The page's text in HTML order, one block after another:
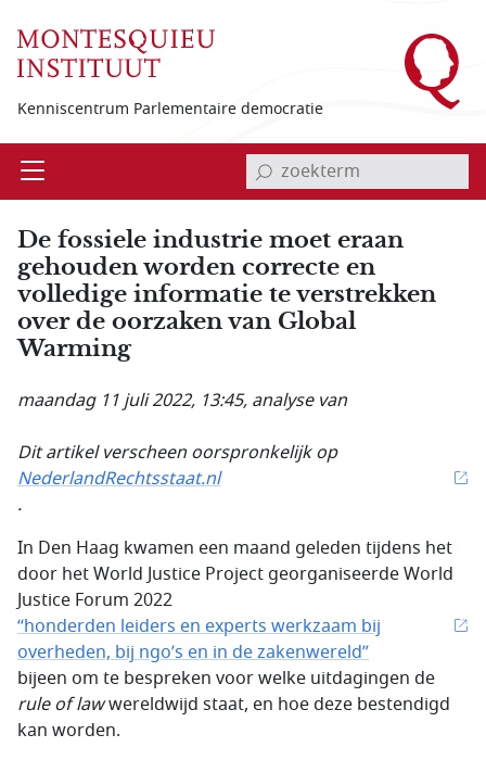
Kenniscentrum Parlementaire democratie
Open invoerveld zoekterm
De fossiele industrie moet eraan
gehouden worden correcte en
volledige informatie te verstrekken
over de oorzaken van Global
Warming
maandag 11 juli 2022, 13:45, analyse van
Dit artikel verscheen oorspronkelijk op
NederlandRechtsstaat.nl
.
In Den Haag kwamen een maand geleden tijdens het
door het World Justice Project georganiseerde World
Justice Forum 2022
“honderden leiders en experts werkzaam bij
overheden, bij ngo’s en in de zakenwereld”
bijeen om te bespreken voor welke uitdagingen de
rule of lawwereldwijd staat, en hoe deze bestendigd
kan worden.